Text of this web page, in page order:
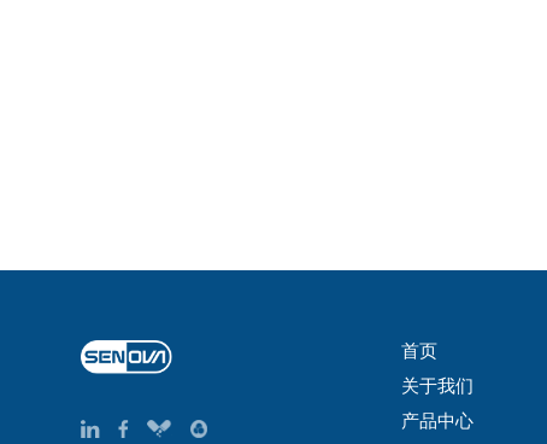
首页
关于我们
产品中心